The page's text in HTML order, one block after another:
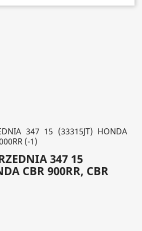
347 15 (33315JT) HONDA
(-1)
347 15
CBR 900RR, CBR